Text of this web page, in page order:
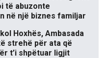
të abuzonte
në një biznes familjar
Hoxhës, Ambasada
strehë për ata që
t’i shpëtuar ligjit